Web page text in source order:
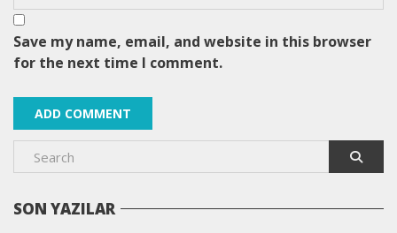
Save my name, email, and website in this browser
for the next time I comment.
SON YAZILAR